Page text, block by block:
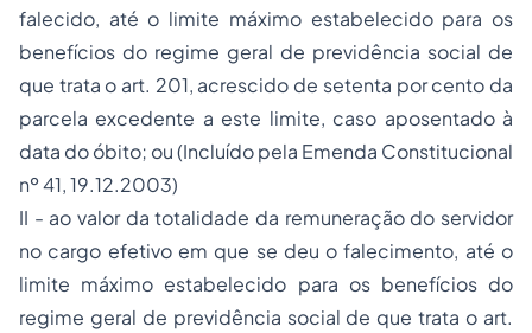
falecido, até o limite máximo estabelecido para os
benefícios do regime geral de previdência social de
que trata o art. 201, acrescido de setenta por cento da
parcela excedente a este limite, caso aposentado à
data do óbito; ou (Incluído pela Emenda Constitucional
nº 41, 19.12.2003)
II - ao valor da totalidade da remuneração do servidor
no cargo efetivo em que se deu o falecimento, até o
limite máximo estabelecido para os benefícios do
regime geral de previdência social de que trata o art.